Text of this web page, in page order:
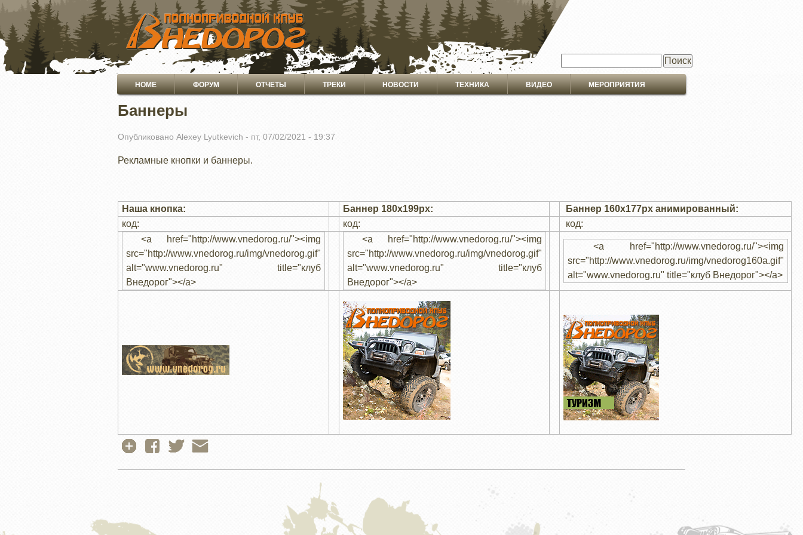
ПЕРЕЙТИ
ОСНОВНОМУ
СОДЕРЖАНИЮ
Основная
навигация
HOME ФОРУМ ОТЧЕТЫ ТРЕКИ НОВОСТИ ТЕХНИКА ВИДЕО МЕРОПРИЯТИЯ
Баннеры
Опубликовано Alexey Lyutkevich - пт, 07/02/2021 - 19:37
Рекламные кнопки и баннеры.
Наша кнопка: Баннер 180x199px:
Баннер 160x177px анимированный:
код:
код:
код:
<a href="http://www.vnedorog.ru/"><img
src="http://www.vnedorog.ru/img/vnedorog.gif"
alt="www.vnedorog.ru" title="клуб
Внедорог"></a>
<a href="http://www.vnedorog.ru/"><img
src="http://www.vnedorog.ru/img/vnedorog.gif"
alt="www.vnedorog.ru" title="клуб
Внедорог"></a>
<a href="http://www.vnedorog.ru/"><img
src="http://www.vnedorog.ru/img/vnedorog160a.gif"
alt="www.vnedorog.ru" title="клуб Внедорог"></a>